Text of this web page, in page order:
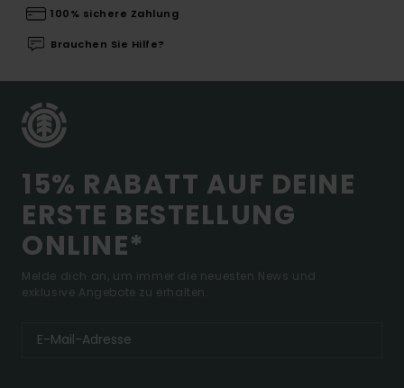
100% sichere Zahlung
Brauchen Sie Hilfe?
15% RABATT AUF DEINE
ERSTE BESTELLUNG
ONLINE*
Melde dich an, um immer die neuesten News und
exklusive Angebote zu erhalten.